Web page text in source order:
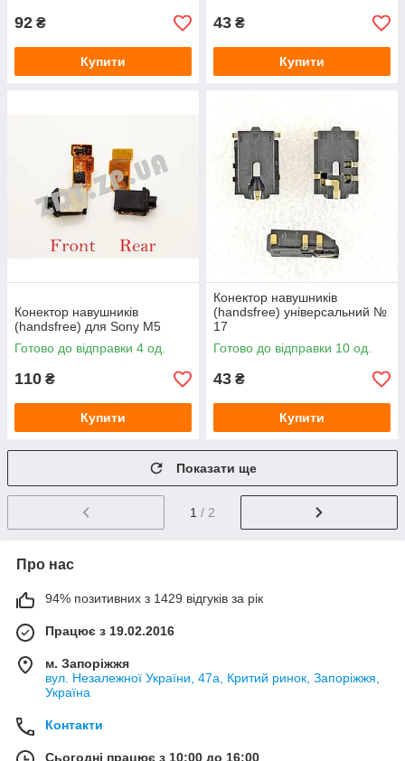
92 ₴
Купити
43 ₴
Купити
Конектор навушників
(handsfree) для Sony M5
Готово до відправки 4 од.
110 ₴
Купити
Конектор навушників
(handsfree) універсальний №
17
Готово до відправки 10 од.
43 ₴
Купити
Показати ще
1 / 2
Про нас
94% позитивних з 1429 відгуків за рік
Працює з 19.02.2016
м. Запоріжжя
вул. Незалежної України, 47а, Критий ринок, Запоріжжя,
Україна
Контакти
Сьогодні працює з 10:00 до 16:00